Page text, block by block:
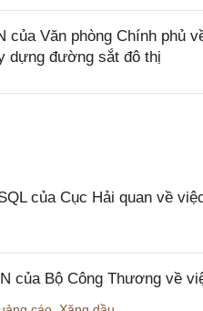
của Văn phòng Chính phủ
dựng đường sắt đô thị
của Cục Hải quan về
của Bộ Công Thương về